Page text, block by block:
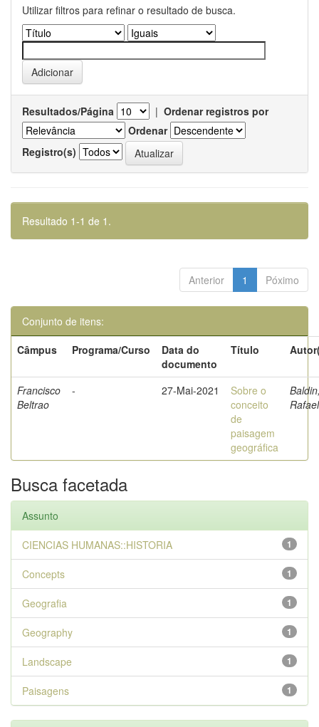
Utilizar filtros para refinar o resultado de busca.
Resultados/Página | Ordenar registros por
Ordenar
Registro(s)
Resultado 1-1 de 1.
Anterior 1 Póximo
Conjunto de itens:
Câmpus
Programa/Curso
Data do
documento
Título
Francisco
Beltrao
- 27-Mai-2021
Sobre o
conceito
de
paisagem
geográfica
Rafael
Busca facetada
Assunto
1
CIENCIAS HUMANAS::HISTORIA
1
Concepts
1
Geografia
1
Geography
1
Landscape
1
Paisagens